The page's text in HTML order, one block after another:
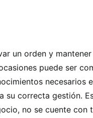
un orden y
puede ser
necesarios
su correcta gestión.
no se cuente con